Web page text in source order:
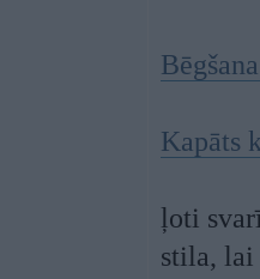
Kapāts
ļoti
stila, lai